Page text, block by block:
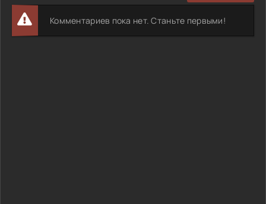
Комментариев пока нет. Станьте первыми!